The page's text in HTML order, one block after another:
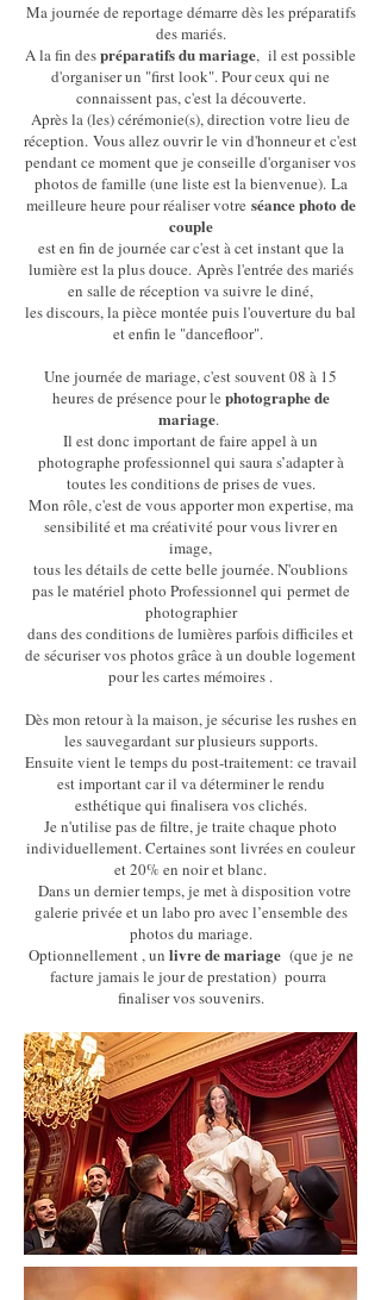
Ma journée de reportage démarre dès les préparatifs
des mariés.
A la fin despréparatifs du mariage, il est possible
d'organiser un "first look". Pour ceux qui ne
connaissent pas, c'est la découverte.
Après la (les) cérémonie(s), direction votre lieu de
réception. Vous allez ouvrir le vin d'honneur et c'est
pendant ce moment que je conseille d'organiser vos
photos de famille (une liste est la bienvenue). La
meilleure heure pour réaliser votre séance photo de
couple
est en fin de journée car c'est à cet instant que la
lumière est la plus douce. Après l'entrée des mariés
en salle de réception va suivre le diné,
les discours, la pièce montée puis l'ouverture du bal
et enfin le "dancefloor".
Une journée de mariage, c'est souvent 08 à 15
heures de présence pour le photographe de
mariage.
Il est donc important de faire appel à un
photographe professionnel qui saura s’adapter à
toutes les conditions de prises de vues.
Mon rôle, c'est de vous apporter mon expertise, ma
sensibilité et ma créativité pour vous livrer en
image,
tous les détails de cette belle journée. N'oublions
pas le matériel photo Professionnel qui permet de
photographier
dans des conditions de lumières parfois difficiles et
de sécuriser vos photos grâce à un double logement
pour les cartes mémoires .
Dès mon retour à la maison, je sécurise les rushes en
les sauvegardant sur plusieurs supports.
Ensuite vient le temps du post-traitement: ce travail
est important car il va déterminer le rendu
esthétique qui finalisera vos clichés.
Je n'utilise pas de filtre, je traite chaque photo
individuellement. Certaines sont livrées en couleur
et 20% en noir et blanc.
Dans un dernier temps, je met à disposition votre
galerie privée et un labo pro avec l’ensemble des
photos du mariage.
Optionnellement , un livre de mariage (que je ne
facture jamais le jour de prestation) pourra
finaliser vos souvenirs.